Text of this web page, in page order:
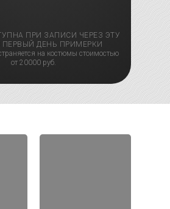
ПРИ ЗАПИСИ ЧЕРЕЗ ЭТУ
ДЕНЬ ПРИМЕРКИ
на костюмы стоимостью
от 20000 руб.